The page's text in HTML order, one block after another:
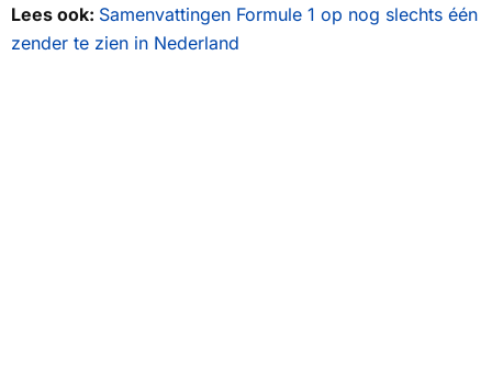
Lees ook: Samenvattingen Formule 1 op nog slechts één
zender te zien in Nederland